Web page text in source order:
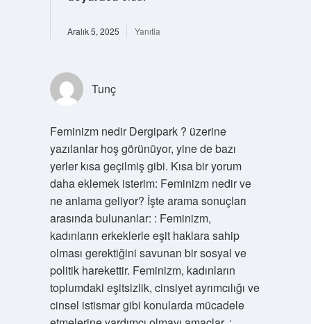
Aralık 5, 2025 Yanıtla
Tunç
Feminizm nedir Dergipark ? üzerine
yazılanlar hoş görünüyor, yine de bazı
yerler kısa geçilmiş gibi. Kısa bir yorum
daha eklemek isterim: Feminizm nedir ve
ne anlama geliyor? İşte arama sonuçları
arasında bulunanlar: : Feminizm,
kadınların erkeklerle eşit haklara sahip
olması gerektiğini savunan bir sosyal ve
politik harekettir. Feminizm, kadınların
toplumdaki eşitsizlik, cinsiyet ayrımcılığı ve
cinsel istismar gibi konularda mücadele